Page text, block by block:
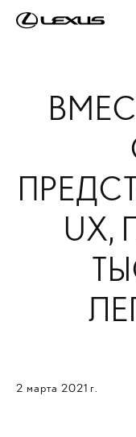
UX,
2 марта 2021 г.